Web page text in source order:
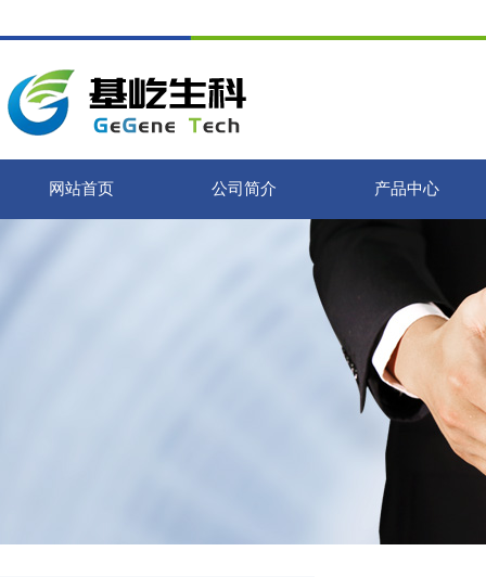
网站首页 公司简介 产品中心